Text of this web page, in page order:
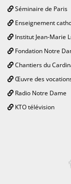
Séminaire de Paris
Enseignement
Institut Jean-Marie
Fondation Notre
Chantiers du
Œuvre des
Radio Notre Dame
KTO télévision